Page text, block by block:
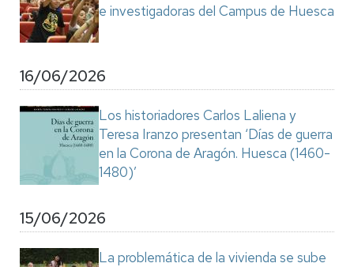
e investigadoras del Campus de Huesca
16/06/2026
Los historiadores Carlos Laliena y
Teresa Iranzo presentan ‘Días de guerra
en la Corona de Aragón. Huesca (1460-
1480)’
15/06/2026
La problemática de la vivienda se sube